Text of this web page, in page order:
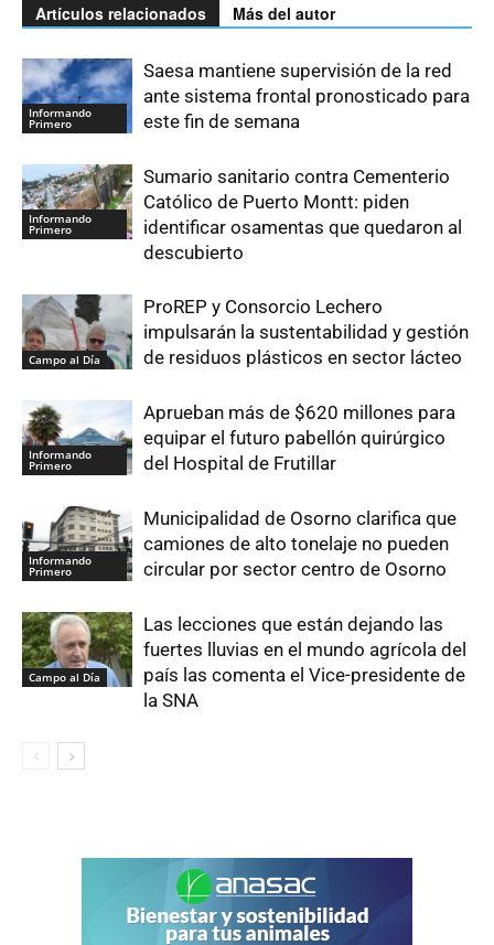
Artículos relacionados Más del autor
Informando
Primero
Saesa mantiene supervisión de la red
ante sistema frontal pronosticado para
este fin de semana
Informando
Primero
Sumario sanitario contra Cementerio
Católico de Puerto Montt: piden
identificar osamentas que quedaron al
descubierto
Campo al Día
ProREP y Consorcio Lechero
impulsarán la sustentabilidad y gestión
de residuos plásticos en sector lácteo
Informando
Primero
Aprueban más de $620 millones para
equipar el futuro pabellón quirúrgico
del Hospital de Frutillar
Informando
Primero
Municipalidad de Osorno clarifica que
camiones de alto tonelaje no pueden
circular por sector centro de Osorno
Campo al Día
Las lecciones que están dejando las
fuertes lluvias en el mundo agrícola del
país las comenta el Vice-presidente de
la SNA